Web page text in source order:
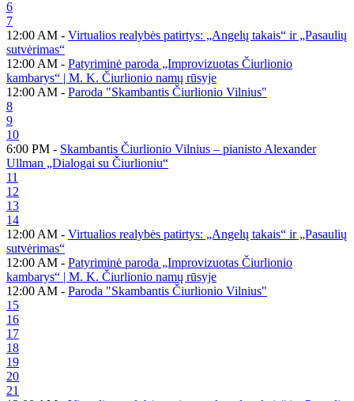
6
7
12:00 AM - Virtualios realybės patirtys: „Angelų takais“ ir „Pasaulių
sutvėrimas“
12:00 AM - Patyriminė paroda „Improvizuotas Čiurlionio
kambarys“ | M. K. Čiurlionio namų rūsyje
12:00 AM - Paroda "Skambantis Čiurlionio Vilnius"
8
9
10
6:00 PM - Skambantis Čiurlionio Vilnius – pianisto Alexander
Ullman „Dialogai su Čiurlioniu“
11
12
13
14
12:00 AM - Virtualios realybės patirtys: „Angelų takais“ ir „Pasaulių
sutvėrimas“
12:00 AM - Patyriminė paroda „Improvizuotas Čiurlionio
kambarys“ | M. K. Čiurlionio namų rūsyje
12:00 AM - Paroda "Skambantis Čiurlionio Vilnius"
15
16
17
18
19
20
21